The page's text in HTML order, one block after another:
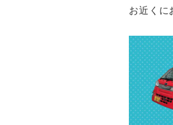
お近くに